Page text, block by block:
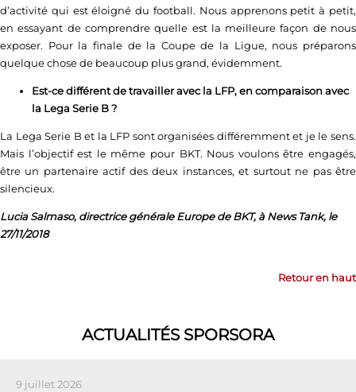
d’activité qui est éloigné du football. Nous apprenons petit à petit,
en essayant de comprendre quelle est la meilleure façon de nous
exposer. Pour la finale de la Coupe de la Ligue, nous préparons
quelque chose de beaucoup plus grand, évidemment.
Est-ce différent de travailler avec la LFP, en comparaison avec
la Lega Serie B ?
La Lega Serie B et la LFP sont organisées différemment et je le sens.
Mais l’objectif est le même pour BKT. Nous voulons être engagés,
être un partenaire actif des deux instances, et surtout ne pas être
silencieux.
Lucia Salmaso, directrice générale Europe deBKT, à News Tank, le
27/11/2018
Retour en haut
ACTUALITÉS SPORSORA
9 juillet 2026